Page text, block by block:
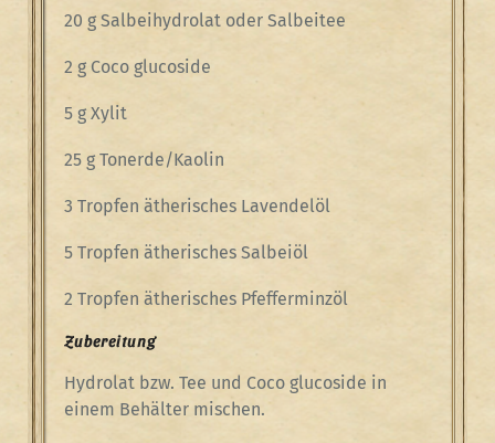
20 g Salbeihydrolat oder Salbeitee
2 g Coco glucoside
5 g Xylit
25 g Tonerde/Kaolin
3 Tropfen ätherisches Lavendelöl
5 Tropfen ätherisches Salbeiöl
2 Tropfen ätherisches Pfefferminzöl
Zubereitung
Hydrolat bzw. Tee und Coco glucoside in
einem Behälter mischen.